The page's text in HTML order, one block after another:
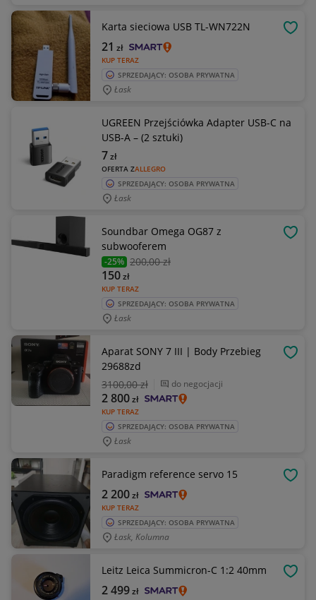
Karta sieciowa USB TL-WN722N
KUP TERAZ
21 zł
SPRZEDAJĄCY: OSOBA PRYWATNA
Łask
UGREEN Przejściówka Adapter USB-C na
USB-A – (2 sztuki)
OFERTA ZALLEGRO
7zł
SPRZEDAJĄCY: OSOBA PRYWATNA
Łask
Soundbar Omega OG87 z
subwooferem
-25% 200,00 zł
KUP TERAZ
150zł
SPRZEDAJĄCY: OSOBA PRYWATNA
Łask
Aparat SONY 7 III | Body Przebieg
29688zd
3100,00 zł do negocjacji
KUP TERAZ
2 800zł
SPRZEDAJĄCY: OSOBA PRYWATNA
Łask
Paradigm reference servo 15
KUP TERAZ
2 200zł
SPRZEDAJĄCY: OSOBA PRYWATNA
Łask, Kolumna
Leitz Leica Summicron-C 1:2 40mm
2 499zł